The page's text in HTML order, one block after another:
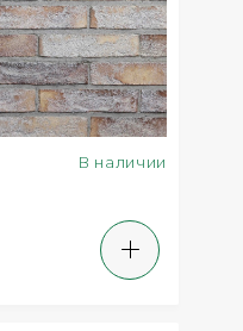
В наличии